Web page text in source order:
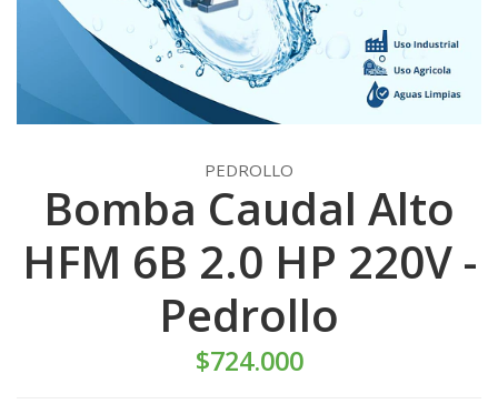
PEDROLLO
Bomba Caudal Alto
HFM 6B 2.0 HP 220V -
Pedrollo
$724.000